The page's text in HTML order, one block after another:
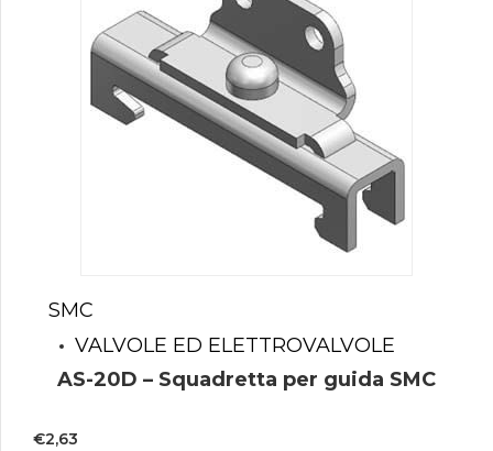
SMC
VALVOLE ED ELETTROVALVOLE
AS-20D – Squadretta per guida SMC
€2,63